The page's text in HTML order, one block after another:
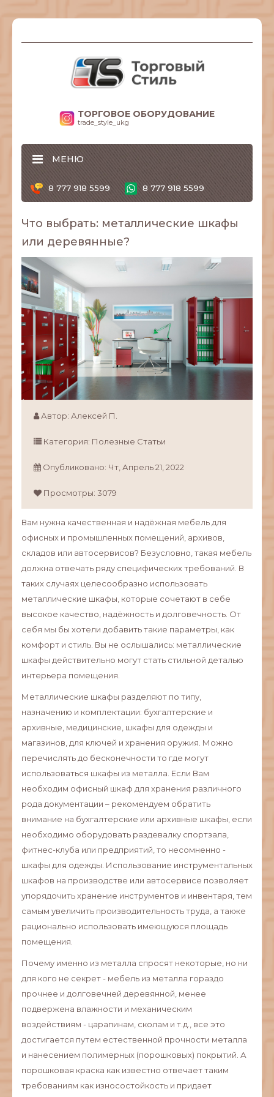
ТОРГОВОЕ ОБОРУДОВАНИЕ
trade_style_ukg
МЕНЮ
8 777 918 5599 8 777 918 5599
Что выбрать: металлические шкафы
или деревянные?
Автор: Алексей П.
Категория: Полезные Статьи
Опубликовано: Чт,Апрель21,2022
Просмотры: 3079
Вам нужна качественная и надёжная мебель для
офисных и промышленных помещений, архивов,
складов или автосервисов? Безусловно, такая мебель
должна отвечать ряду специфических требований. В
таких случаях целесообразно использовать
металлические шкафы, которые сочетают в себе
высокое качество, надёжность и долговечность. От
себя мы бы хотели добавить такие параметры, как
комфорт и стиль. Вы не ослышались: металлические
шкафы действительно могут стать стильной деталью
интерьера помещения.
Металлические шкафы разделяют по типу,
назначению и комплектации: бухгалтерские и
архивные, медицинские, шкафы для одежды и
магазинов, для ключей и хранения оружия. Можно
перечислять до бесконечности то где могут
использоваться шкафы из металла. Если Вам
необходим офисный шкаф для хранения различного
рода документации – рекомендуем обратить
внимание на бухгалтерские или архивные шкафы, если
необходимо оборудовать раздевалку спортзала,
фитнес-клуба или предприятий, то несомненно -
шкафы для одежды. Использование инструментальных
шкафов на производстве или автосервисе позволяет
упорядочить хранение инструментов и инвентаря, тем
самым увеличить производительность труда, а также
рационально использовать имеющуюся площадь
помещения.
Почему именно из металла спросят некоторые, но ни
для кого не секрет - мебель из металла гораздо
прочнее и долговечней деревянной, менее
подвержена влажности и механическим
воздействиям - царапинам, сколам и т.д., все это
достигается путем естественной прочности металла
и нанесением полимерных (порошковых) покрытий. А
порошковая краска как известно отвечает таким
требованиям как износостойкость и придает